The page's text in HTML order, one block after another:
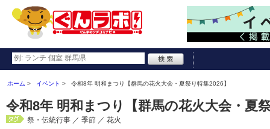
ホーム イベント 令和8年 明和まつり【群馬の花火大会・夏祭り特集2026】
令和8年 明和まつり【群馬の花火大会・夏
祭・伝統行事 ／ 季節 ／ 花火